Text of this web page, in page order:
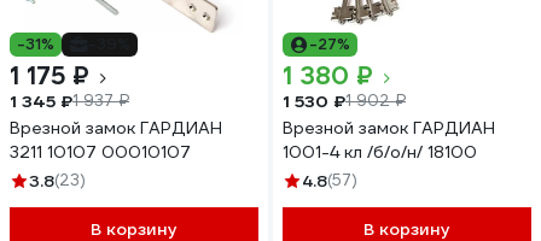
-31%
1 175 ₽
1 345 ₽1 937 ₽
Врезной замок ГАРДИАН
3211 10107 00010107
3.8(23)
В корзину
-27%
1 380 ₽
1 530 ₽1 902 ₽
Врезной замок ГАРДИАН
1001-4 кл /б/о/н/ 18100
4.8(57)
В корзину